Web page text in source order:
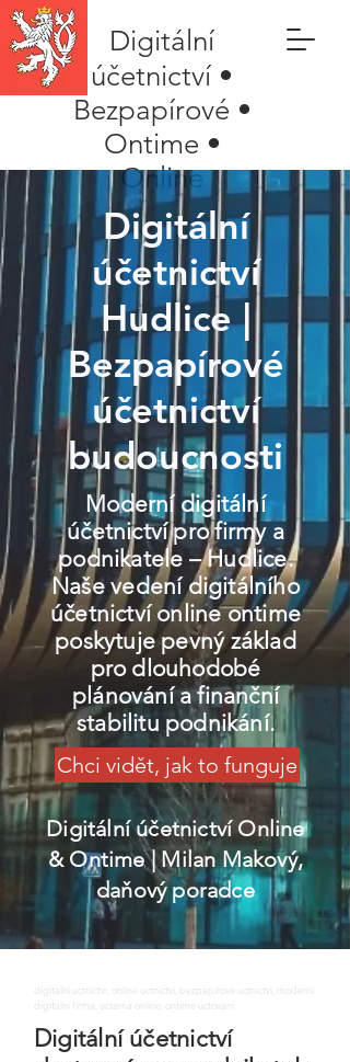
Digitální
účetnictví •
Bezpapírové •
Ontime •
Online
Digitální
účetnictví
Hudlice |
Bezpapírové
účetnictví
budoucnosti
Moderní digitální
účetnictví pro firmy a
podnikatele – Hudlice.
Naše vedení digitálního
účetnictví online ontime
poskytuje pevný základ
pro dlouhodobé
plánování a finanční
stabilitu podnikání.
Chci vidět, jak to funguje
Digitální účetnictví Online
& Ontime| Milan Makový,
daňový poradce
digitalni uctnictvi, online uctnictvi, bezpapirove uctnictvi, moderni
digitalni firma, uctarna online, ontime uctovani
Digitální účetnictví